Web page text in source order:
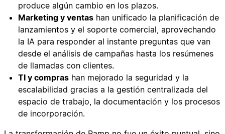
produce algún cambio en los plazos.
Marketing y ventas han unificado la planificación de
lanzamientos y el soporte comercial, aprovechando
la IA para responder al instante preguntas que van
desde el análisis de campañas hasta los resúmenes
de llamadas con clientes.
TI y compras han mejorado la seguridad y la
escalabilidad gracias a la gestión centralizada del
espacio de trabajo, la documentación y los procesos
de incorporación.